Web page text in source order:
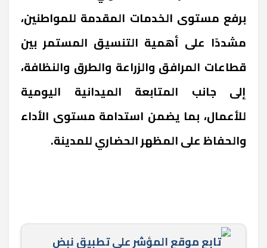
برفع مستوى الخدمات المقدمة للمواطنين،
مشددًا على أهمية التنسيق المستمر بين
قطاعات المرافق والزراعة والطرق والنظافة،
إلى جانب المتابعة الميدانية اليومية
للأعمال، بما يضمن استدامة مستوى الأداء
والحفاظ على المظهر الحضاري للمدينة.
تابع موقع المؤشر علي تطبيق نبض